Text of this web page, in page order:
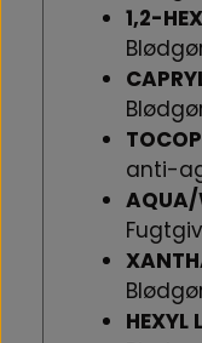
1,2-
anti-
HEXYL